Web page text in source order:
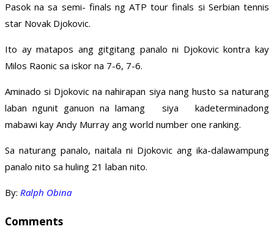
Pasok na sa semi- finals ng ATP tour finals si Serbian tennis
star Novak Djokovic.
Ito ay matapos ang gitgitang panalo ni Djokovic kontra kay
Milos Raonic sa iskor na 7-6, 7-6.
Aminado si Djokovic na nahirapan siya nang husto sa naturang
laban ngunit ganuon na lamang siya kadeterminadong
mabawi kay Andy Murray ang world number one ranking.
Sa naturang panalo, naitala ni Djokovic ang ika-dalawampung
panalo nito sa huling 21 laban nito.
By: Ralph Obina
Comments